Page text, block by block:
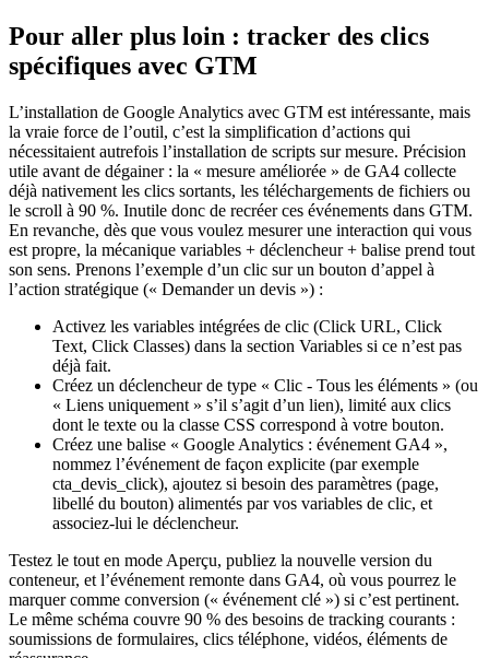
Pour aller plus loin : tracker des clics
spécifiques avec GTM
L’installation de Google Analytics avec GTM est intéressante, mais
la vraie force de l’outil, c’est la simplification d’actions qui
nécessitaient autrefois l’installation de scripts sur mesure. Précision
utile avant de dégainer : la « mesure améliorée » de GA4 collecte
déjà nativement les clics sortants, les téléchargements de fichiers ou
le scroll à 90 %. Inutile donc de recréer ces événements dans GTM.
En revanche, dès que vous voulez mesurer une interaction qui vous
est propre, la mécanique variables + déclencheur + balise prend tout
son sens. Prenons l’exemple d’un clic sur un bouton d’appel à
l’action stratégique (« Demander un devis ») :
Activez les variables intégrées de clic (Click URL, Click
Text, Click Classes) dans la section Variables si ce n’est pas
déjà fait.
Créez un déclencheur de type « Clic - Tous les éléments » (ou
« Liens uniquement » s’il s’agit d’un lien), limité aux clics
dont le texte ou la classe CSS correspond à votre bouton.
Créez une balise « Google Analytics : événement GA4 »,
nommez l’événement de façon explicite (par exemple
cta_devis_click), ajoutez si besoin des paramètres (page,
libellé du bouton) alimentés par vos variables de clic, et
associez-lui le déclencheur.
Testez le tout en mode Aperçu, publiez la nouvelle version du
conteneur, et l’événement remonte dans GA4, où vous pourrez le
marquer comme conversion (« événement clé ») si c’est pertinent.
Le même schéma couvre 90 % des besoins de tracking courants :
soumissions de formulaires, clics téléphone, vidéos, éléments de